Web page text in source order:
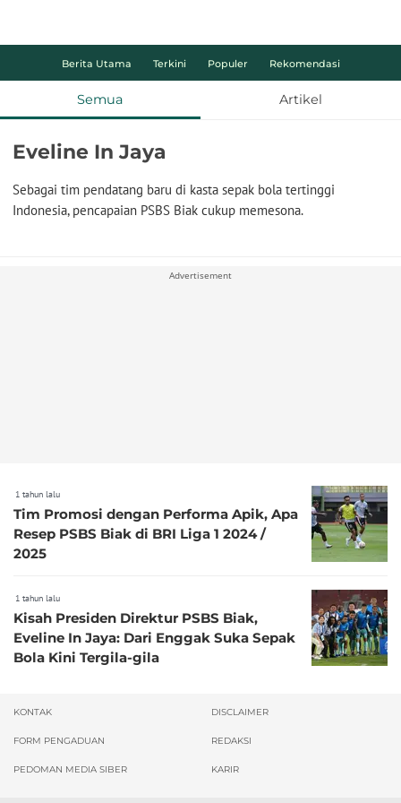
Berita Utama Terkini Populer Rekomendasi
Semua Artikel
Eveline In Jaya
Sebagai tim pendatang baru di kasta sepak bola tertinggi
Indonesia, pencapaian PSBS Biak cukup memesona.
Advertisement
1 tahun lalu
Tim Promosi dengan Performa Apik, Apa
Resep PSBS Biak di BRI Liga 1 2024 /
2025
1 tahun lalu
Kisah Presiden Direktur PSBS Biak,
Eveline In Jaya: Dari Enggak Suka Sepak
Bola Kini Tergila-gila
KONTAK DISCLAIMER
FORM PENGADUAN REDAKSI
PEDOMAN MEDIA SIBER KARIR